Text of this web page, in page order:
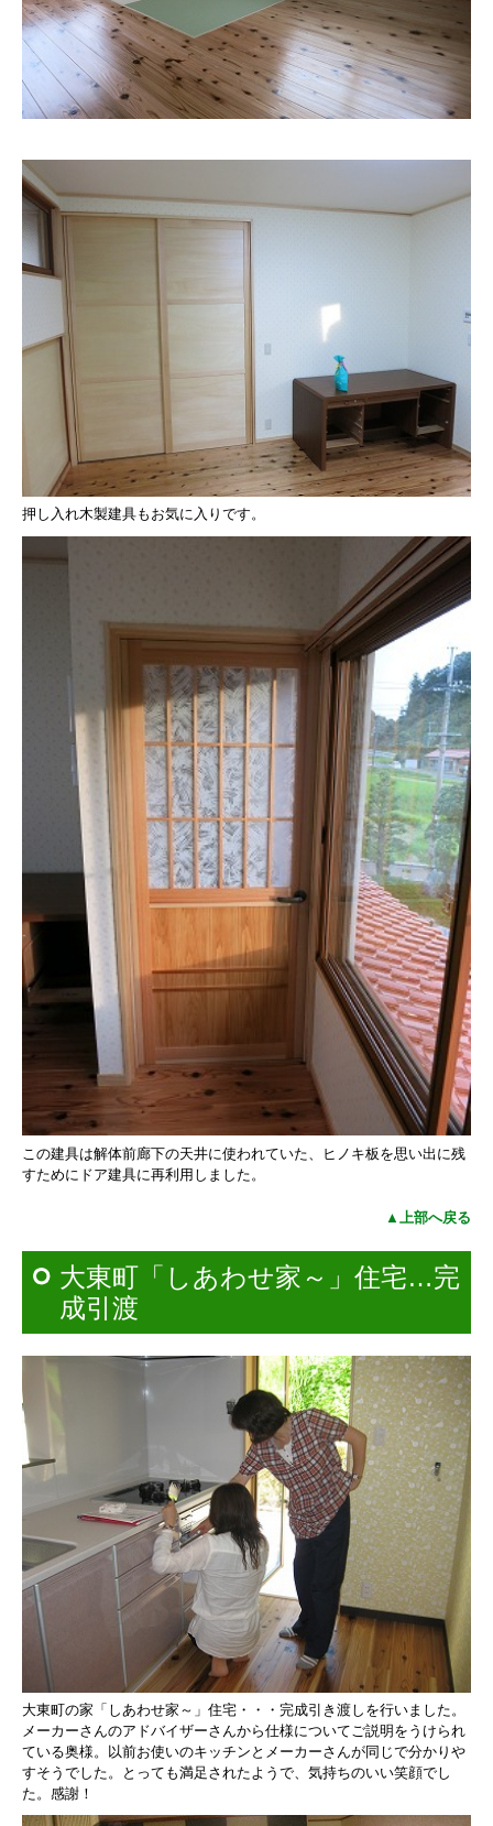
押し入れ木製建具もお気に入りです。
この建具は解体前廊下の天井に使われていた、
ヒノキ板を思い出に残
すためにドア建具に再利用しました。
▲上部へ戻る
大東町「しあわせ家～」住宅…完
成引渡
大東町の家「しあわせ家～」住宅・・・完成引き渡しを行いました。
メーカーさんのアドバイザーさんから仕様についてご説明をうけられ
ている奥様。
以前お使いのキッチンとメーカーさんが同じで分かりや
すそうでした。
とっても満足されたようで、気持ちのいい笑顔でし
た。 感謝！